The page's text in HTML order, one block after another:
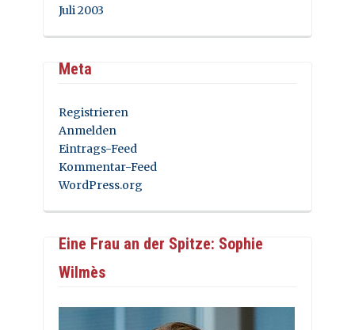
Juli 2003
Meta
Registrieren
Anmelden
Eintrags-Feed
Kommentar-Feed
WordPress.org
Eine Frau an der Spitze: Sophie
Wilmès